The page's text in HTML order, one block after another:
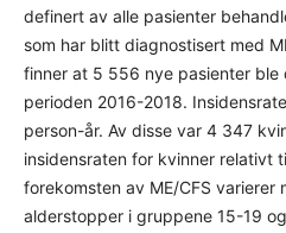
definert av alle pasienter
som har blitt diagnostisert med
finner at 5 556 nye pasienter ble
perioden 2016-2018.
person-år. Av disse var 4 347
insidensraten for kvinner relativt
forekomsten av ME/CFS varierer
alderstopper i gruppene 15-19